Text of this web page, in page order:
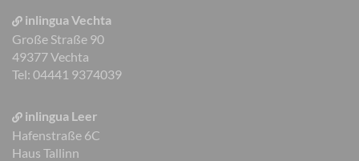
inlingua Vechta
Große Straße 90
49377 Vechta
Tel: 04441 9374039
inlingua Leer
Hafenstraße 6C
Haus Tallinn